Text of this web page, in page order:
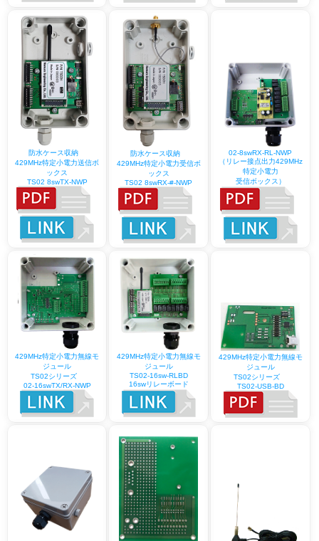
防水ケース収納
429MHz特定小電力送信ボ
ックス
TS02 8swTX-NWP
防水ケース収納
429MHz特定小電力受信ボ
ックス
TS02 8swRX-#-NWP
02-8swRX-RL-NWP
（リレー接点出力429MHz
特定小電力
受信ボックス）
429MHz特定小電力無線モ
ジュール
TS02シリーズ
02-16swTX/RX-NWP
429MHz特定小電力無線モ
ジュール
TS02-16sw-RLBD
16swリレーボード
429MHz特定小電力無線モ
ジュール
TS02シリーズ
TS02-USB-BD